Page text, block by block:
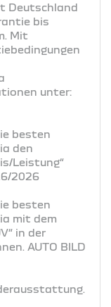
Deutschland
bis
Mit
unter:
besten
den
Leistung“
2026
besten
mit dem
in der
AUTO BILD